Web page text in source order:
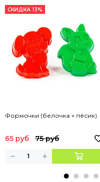
СКИДКА 13%
Формочки (белочка + пёсик)
65 руб 75 руб